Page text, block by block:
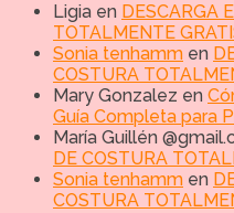
Ligia en DESCARGA
TOTALMENTE
Sonia tenhamm en
COSTURA
Mary Gonzalez en
Guía Completa para
María Guillén
DE COSTURA
Sonia tenhamm en
COSTURA